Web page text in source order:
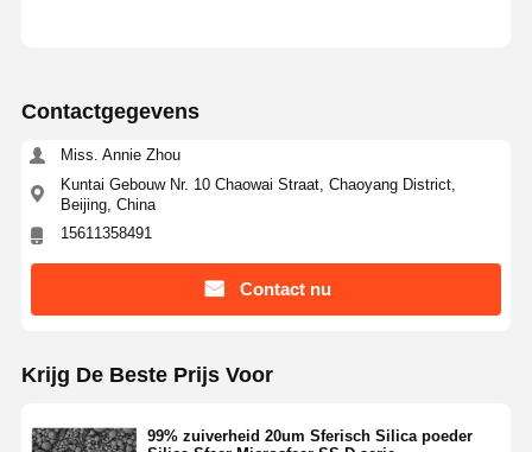
Holle silicamicrobolletjes
Gesmolten silicapoeder
Nano silicapoeder
Contactgegevens
Miss. Annie Zhou
Kuntai Gebouw Nr. 10 Chaowai Straat, Chaoyang District,
Beijing, China
15611358491
Contact nu
Krijg De Beste Prijs Voor
99% zuiverheid 20um Sferisch Silica poeder